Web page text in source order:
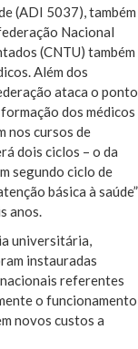
(ADI 5037), também
Nacional
(CNTU) também
Além dos
ataca o ponto
dos médicos
nos cursos de
dois ciclos – o da
segundo ciclo de
básica à saúde”
anos.
universitária,
instauradas
referentes
o funcionamento
novos custos a